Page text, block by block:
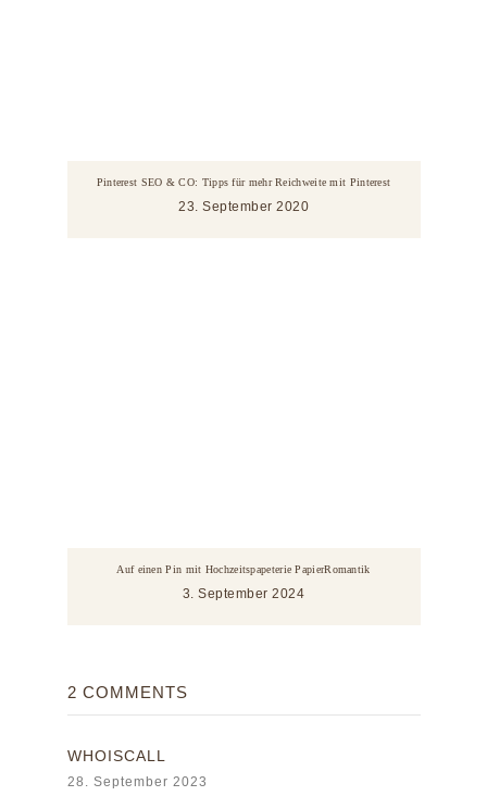
Pinterest SEO & CO: Tipps für mehr Reichweite mit Pinterest
23. September 2020
Auf einen Pin mit Hochzeitspapeterie PapierRomantik
3. September 2024
2 COMMENTS
WHOISCALL
28. September 2023